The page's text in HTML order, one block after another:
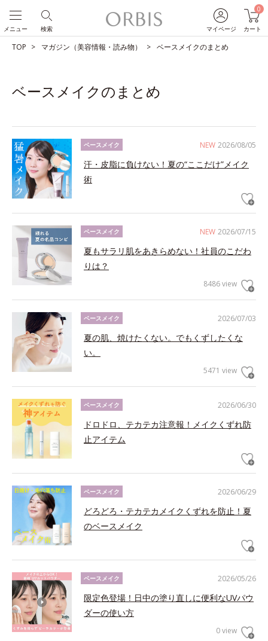
マイページ
0
カート
検索
メニュー
TOP マガジン（美容情報・読み物） ベースメイクのまとめ
ベースメイクのまとめ
NEW 2026/08/05
ベースメイク
汗・皮脂に負けない！夏の“ここだけ”メイク
術
NEW 2026/07/15
ベースメイク
夏もサラリ肌をあきらめない！社員のこだわ
りは？
8486 view
2026/07/03
ベースメイク
夏の肌、焼けたくない。でもくずしたくな
い。
5471 view
2026/06/30
ベースメイク
ドロドロ、テカテカ注意報！メイクくずれ防
止アイテム
2026/06/29
ベースメイク
どろどろ・テカテカメイクくずれを防止！夏
のベースメイク
2026/05/26
ベースメイク
限定色登場！日中の塗り直しに便利なUVパウ
ダーの使い方
0 view